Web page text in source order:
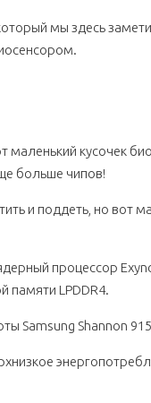
мы здесь
маленький кусочек
больше чипов!
и поддеть, но вот
процессор
памяти LPDDR4.
Samsung Shannon 915